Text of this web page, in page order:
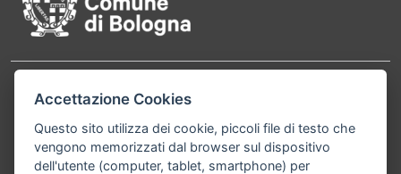
Contatti
Comune di Bologna, Piazza Maggiore, 6 - 40124
Bologna P.Iva 01232710374 Cod. IBAN: IT 88 R
02008 02435 000020067156
Accettazione Cookies
Questo sito utilizza dei cookie, piccoli file di testo che
vengono memorizzati dal browser sul dispositivo
dell'utente (computer, tablet, smartphone) per